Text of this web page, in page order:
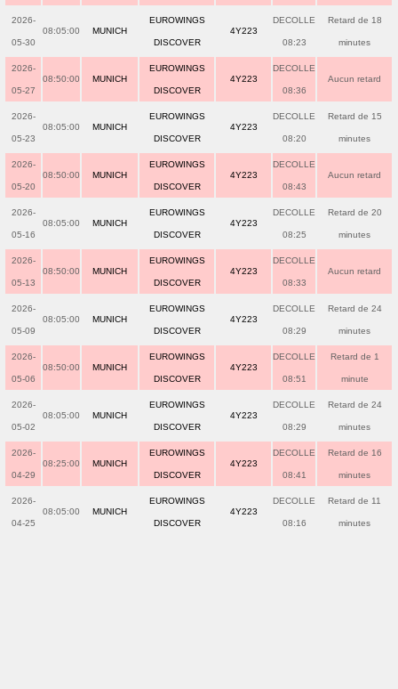
2026-
05-30
08:05:00 MUNICH
EUROWINGS
DISCOVER
4Y223
DECOLLE
08:23
Retard de 18
minutes
2026-
05-27
08:50:00 MUNICH
EUROWINGS
DISCOVER
4Y223
DECOLLE
08:36
Aucun retard
2026-
05-23
08:05:00 MUNICH
EUROWINGS
DISCOVER
4Y223
DECOLLE
08:20
Retard de 15
minutes
2026-
05-20
08:50:00 MUNICH
EUROWINGS
DISCOVER
4Y223
DECOLLE
08:43
Aucun retard
2026-
05-16
08:05:00 MUNICH
EUROWINGS
DISCOVER
4Y223
DECOLLE
08:25
Retard de 20
minutes
2026-
05-13
08:50:00 MUNICH
EUROWINGS
DISCOVER
4Y223
DECOLLE
08:33
Aucun retard
2026-
05-09
08:05:00 MUNICH
EUROWINGS
DISCOVER
4Y223
DECOLLE
08:29
Retard de 24
minutes
2026-
05-06
08:50:00 MUNICH
EUROWINGS
DISCOVER
4Y223
DECOLLE
08:51
Retard de 1
minute
2026-
05-02
08:05:00 MUNICH
EUROWINGS
DISCOVER
4Y223
DECOLLE
08:29
Retard de 24
minutes
2026-
04-29
08:25:00 MUNICH
EUROWINGS
DISCOVER
4Y223
DECOLLE
08:41
Retard de 16
minutes
2026-
04-25
08:05:00 MUNICH
EUROWINGS
DISCOVER
4Y223
DECOLLE
08:16
Retard de 11
minutes